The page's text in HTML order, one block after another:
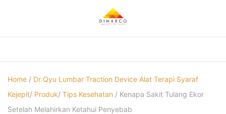
Home / Dr Qyu Lumbar Traction Device Alat Terapi Syaraf
Kejepit/ Produk/ Tips Kesehatan / Kenapa Sakit Tulang Ekor
Setelah Melahirkan Ketahui Penyebab